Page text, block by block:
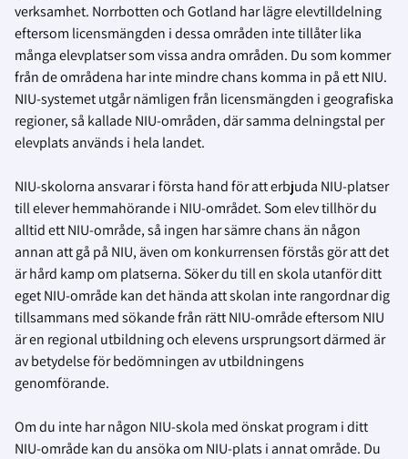
verksamhet. Norrbotten och Gotland har lägre elevtilldelning
eftersom licensmängden i dessa områden inte tillåter lika
många elevplatser som vissa andra områden. Du som kommer
från de områdena har inte mindre chans komma in på ett NIU.
NIU-systemet utgår nämligen från licensmängden i geografiska
regioner, så kallade NIU-områden, där samma delningstal per
elevplats används i hela landet.
NIU-skolorna ansvarar i första hand för att erbjuda NIU-platser
till elever hemmahörande i NIU-området. Som elev tillhör du
alltid ett NIU-område, så ingen har sämre chans än någon
annan att gå på NIU, även om konkurrensen förstås gör att det
är hård kamp om platserna. Söker du till en skola utanför ditt
eget NIU-område kan det hända att skolan inte rangordnar dig
tillsammans med sökande från rätt NIU-område eftersom NIU
är en regional utbildning och elevens ursprungsort därmed är
av betydelse för bedömningen av utbildningens
genomförande.
Om du inte har någon NIU-skola med önskat program i ditt
NIU-område kan du ansöka om NIU-plats i annat område. Du